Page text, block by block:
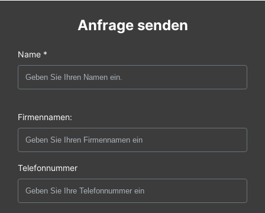
Anfrage senden
Name *
Firmennamen:
Telefonnummer